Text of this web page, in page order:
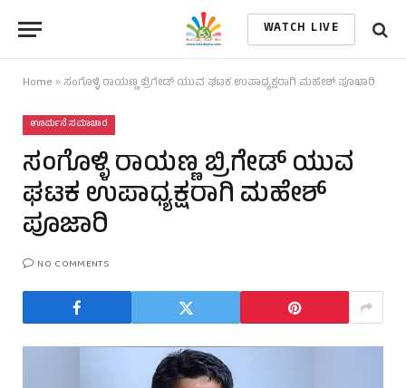
WATCH LIVE
Home » ಸಂಗೊಳ್ಳಿ ರಾಯಣ್ಣ ಬ್ರಿಗೇಡ್ ಯುವ ಘಟಕ ಉಪಾಧ್ಯಕ್ಷರಾಗಿ ಮಹೇಶ್ ಪೂಜಾರಿ
ಊರ್ಮನೆ ಸಮಾಚಾರ
ಸಂಗೊಳ್ಳಿ ರಾಯಣ್ಣ ಬ್ರಿಗೇಡ್ ಯುವ
ಘಟಕ ಉಪಾಧ್ಯಕ್ಷರಾಗಿ ಮಹೇಶ್
ಪೂಜಾರಿ
NO COMMENTS